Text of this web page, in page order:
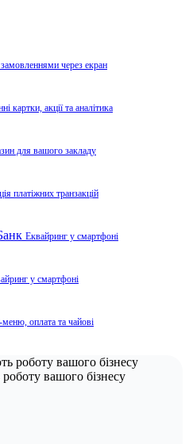
через екран
картки, акції та аналітика
для вашого закладу
платіжних транзакцій
Еквайринг у смартфоні
у смартфоні
оплата та чайові
роботу вашого бізнесу